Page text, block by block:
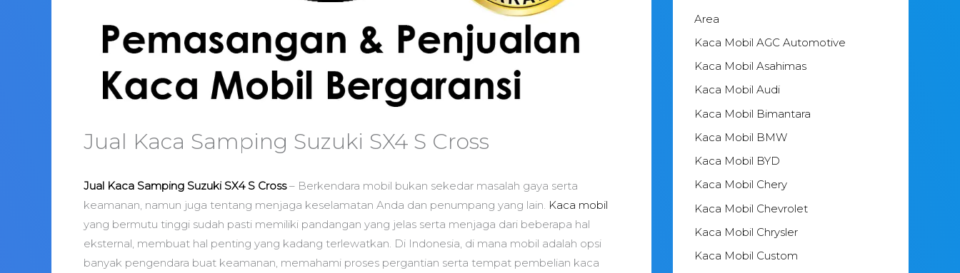
Jual Kaca Samping Suzuki SX4 S Cross
Jual Kaca Samping Suzuki SX4 S Cross– Berkendara mobil bukan sekedar masalah gaya serta
keamanan, namun juga tentang menjaga keselamatan Anda dan penumpang yang lain. Kaca mobil
yang bermutu tinggi sudah pasti memiliki pandangan yang jelas serta menjaga dari beberapa hal
eksternal, membuat hal penting yang kadang terlewatkan. Di Indonesia, di mana mobil adalah opsi
banyak pengendara buat keamanan, memahami proses pergantian serta tempat pembelian kaca
Area
Kaca Mobil AGC Automotive
Kaca Mobil Asahimas
Kaca Mobil Audi
Kaca Mobil Bimantara
Kaca Mobil BMW
Kaca Mobil BYD
Kaca Mobil Chery
Kaca Mobil Chevrolet
Kaca Mobil Chrysler
Kaca Mobil Custom